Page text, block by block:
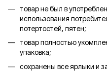
товар не был в
использования
потертостей, пятен;
товар полностью
упаковка;
сохранены все ярлыки и